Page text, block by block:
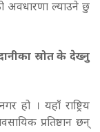
अवधारणा ल्याउने छु
स्रोत के देख्नु
हो । यहाँ राष्ट्रिय
प्रतिष्ठान छन्